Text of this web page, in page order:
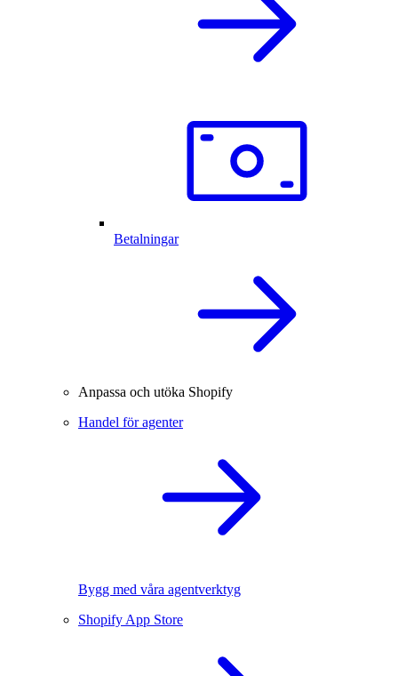
Betalningar
Anpassa och utöka Shopify
Handel för agenter
Bygg med våra agentverktyg
Shopify App Store